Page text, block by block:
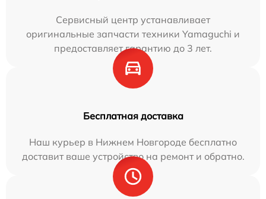
Сервисный центр устанавливает
оригинальные запчасти техники Yamaguchi и
предоставляет гарантию до 3 лет.
Бесплатная доставка
Наш курьер в Нижнем Новгороде бесплатно
доставит ваше устройство на ремонт и обратно.